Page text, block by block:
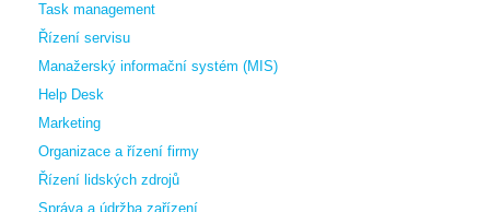
Task management
Řízení servisu
Manažerský informační systém (MIS)
Help Desk
Marketing
Organizace a řízení firmy
Řízení lidských zdrojů
Správa a údržba zařízení